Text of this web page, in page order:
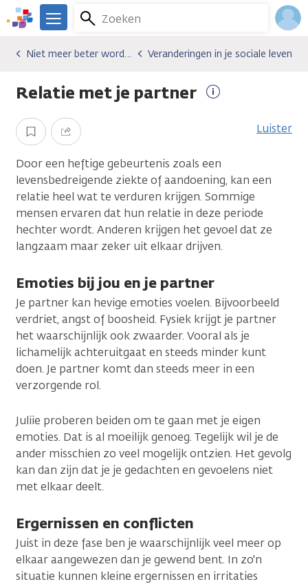
Overslaan
en
gaan
We
er
je.
Zoeken
Menu
Gevolgen van kanker
Niet meer beter worden
Veranderingen in je sociale leven
Niet meer beter worden Veranderingen in je sociale leven
Relatie met je partner
informatie
Opslaan Delen Luister
Door een heftige gebeurtenis zoals een
levensbedreigende ziekte of aandoening, kan een
relatie heel wat te verduren krijgen. Sommige
mensen ervaren dat hun relatie in deze periode
hechter wordt. Anderen krijgen het gevoel dat ze
langzaam maar zeker uit elkaar drijven.
Emoties bij jou en je partner
Je partner kan hevige emoties voelen. Bijvoorbeeld
verdriet, angst of boosheid. Fysiek krijgt je partner
het waarschijnlijk ook zwaarder. Vooral als je
lichamelijk achteruitgaat en steeds minder kunt
doen. Je partner komt dan steeds meer in een
verzorgende rol.
Juliie proberen beiden om te gaan met je eigen
emoties. Dat is al moeilijk genoeg. Tegelijk wil je de
ander misschien zo veel mogelijk ontzien. Het gevolg
kan dan zijn dat je je gedachten en gevoelens niet
met elkaar deelt.
Ergernissen en conflicten
Juist in deze fase ben je waarschijnlijk veel meer op
elkaar aangewezen dan je gewend bent. In zo'n
situatie kunnen kleine ergernissen en irritaties